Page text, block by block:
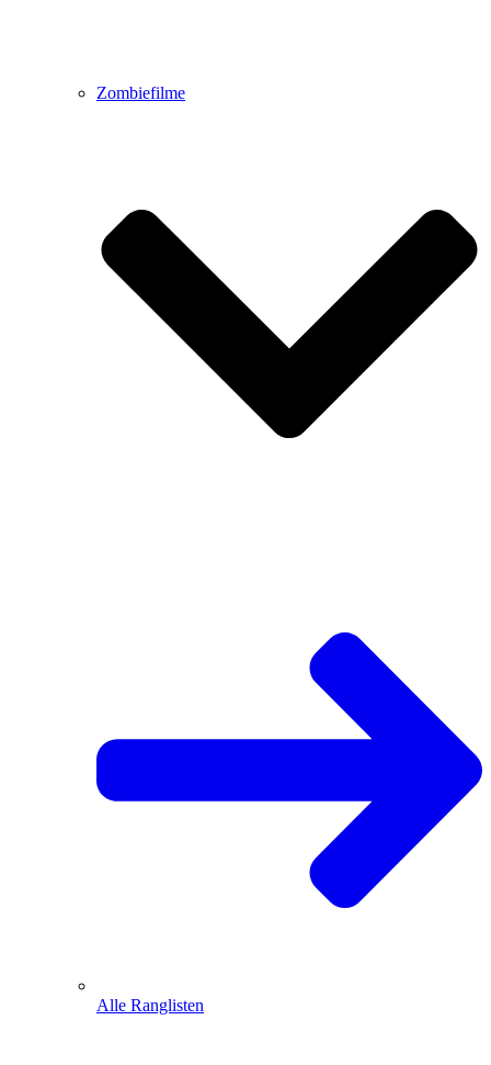
Zombiefilme
Alle Ranglisten